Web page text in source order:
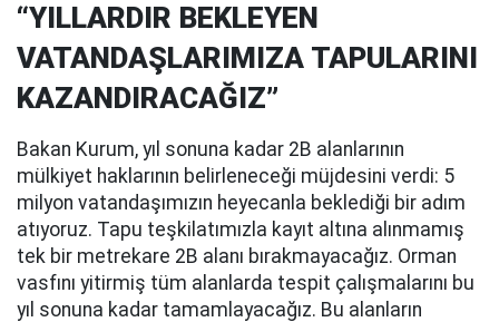
“YILLARDIR BEKLEYEN
VATANDAŞLARIMIZA TAPULARINI
KAZANDIRACAĞIZ”
Bakan Kurum, yıl sonuna kadar 2B alanlarının
mülkiyet haklarının belirleneceği müjdesini verdi: 5
milyon vatandaşımızın heyecanla beklediği bir adım
atıyoruz. Tapu teşkilatımızla kayıt altına alınmamış
tek bir metrekare 2B alanı bırakmayacağız. Orman
vasfını yitirmiş tüm alanlarda tespit çalışmalarını bu
yıl sonuna kadar tamamlayacağız. Bu alanların